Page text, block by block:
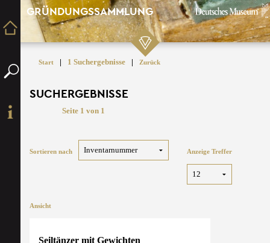
GRÜNDUNGSSAMMLUNG
Start | 1 Suchergebnisse | Zurück
SUCHERGEBNISSE
Seite 1 von 1
Sortieren nach Anzeige Treffer
Ansicht
Seiltänzer mit Gewichten